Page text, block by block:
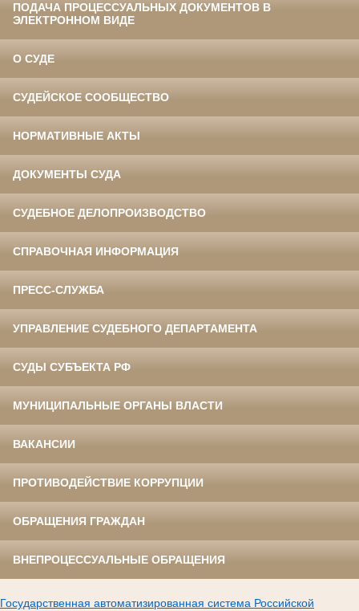
ПОДАЧА ПРОЦЕССУАЛЬНЫХ ДОКУМЕНТОВ В
ЭЛЕКТРОННОМ ВИДЕ
О СУДЕ
СУДЕЙСКОЕ СООБЩЕСТВО
НОРМАТИВНЫЕ АКТЫ
ДОКУМЕНТЫ СУДА
СУДЕБНОЕ ДЕЛОПРОИЗВОДСТВО
СПРАВОЧНАЯ ИНФОРМАЦИЯ
ПРЕСС-СЛУЖБА
УПРАВЛЕНИЕ СУДЕБНОГО ДЕПАРТАМЕНТА
СУДЫ СУБЪЕКТА РФ
МУНИЦИПАЛЬНЫЕ ОРГАНЫ ВЛАСТИ
ВАКАНСИИ
ПРОТИВОДЕЙСТВИЕ КОРРУПЦИИ
ОБРАЩЕНИЯ ГРАЖДАН
ВНЕПРОЦЕССУАЛЬНЫЕ ОБРАЩЕНИЯ
Государственная автоматизированная система Российской